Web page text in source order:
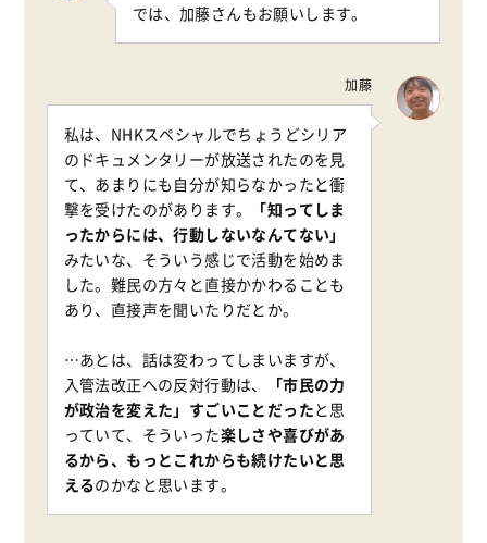
では、加藤さんもお願いします。
加藤
私は、NHKスペシャルでちょうどシリア
のドキュメンタリーが放送されたのを見
て、あまりにも自分が知らなかったと衝
撃を受けたのがあります。
「知ってしま
ったからには、行動しないなんてない」
みたいな、そういう感じで活動を始めま
した。難民の方々と直接かかわることも
あり、直接声を聞いたりだとか。
…あとは、話は変わってしまいますが、
入管法改正への反対行動は、
「市民の力
が政治を変えた」すごいことだったと思
っていて、そういった楽しさや喜びがあ
るから、もっとこれからも続けたいと思
えるのかなと思います。